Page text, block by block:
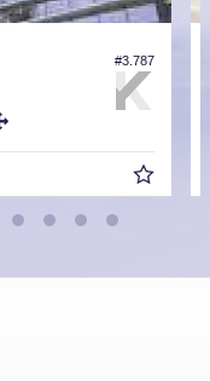
#3.787